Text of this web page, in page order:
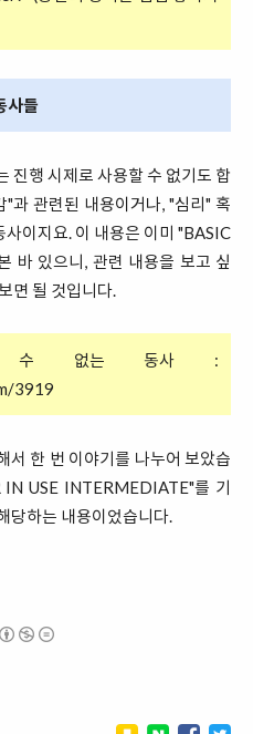
사들
진행 시제로 사용할 수 없기도 합
과 관련된 내용이거나, "심리" 혹
이지요. 이 내용은 이미 "BASIC
바 있으니, 관련 내용을 보고 싶
면 될 것입니다.
수 없는 동사 :
3919
서 한 번 이야기를 나누어 보았습
USE INTERMEDIATE"를 기
당하는 내용이었습니다.